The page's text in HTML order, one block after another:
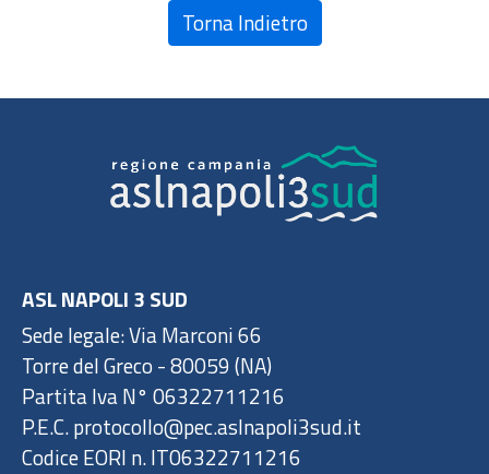
Torna Indietro
ASL NAPOLI 3 SUD
Sede legale: Via Marconi 66
Torre del Greco - 80059 (NA)
Partita Iva N° 06322711216
P.E.C. protocollo@pec.aslnapoli3sud.it
Codice EORI n. IT06322711216